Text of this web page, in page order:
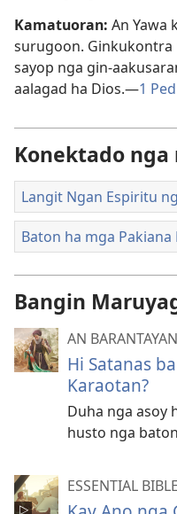
Kamatuoran: An Yawa
surugoon. Ginkukontra
sayop nga gin-
aalagad ha Dios.—1
Konektado nga
Langit Ngan Espiritu
Baton ha mga
Bangin
AN BARANTAYAN
Hi Satanas
Karaotan?
Duha nga asoy
husto nga
ESSENTIAL